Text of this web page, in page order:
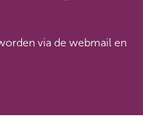
via de webmail en